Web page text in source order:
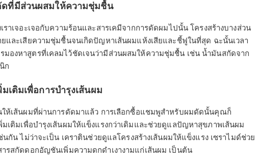
ดที่มีส่วนผสมให้ความชุ่มชื้น
าเจอะเจอกับความร้อนและสารเคมีจากการดัดผมไปนั้น โครงสร้างบางส่วน
ยและเสียความชุ่มชื้นจนเกิดปัญหาเส้นผมแห้งเสียและชี้ฟูในที่สุด ฉะนั้นเวลา
องหาสูตรที่เคลมไว้ชัดเจนว่ามีส่วนผสมให้ความชุ่มชื้น เช่น น้ำมันสกัดจาก
ก
เติมเพื่อการบำรุงเส้นผม
ให้เส้นผมที่ผ่านการดัดมาแล้ว การเลือกซื้อแชมพูสำหรับผมดัดนั้นคุณก็
เติมเพื่อบำรุงเส้นผมให้แข็งแรงกว่าเดิมและช่วยดูแลปัญหาสุขภาพเส้นผม
กัน ไม่ว่าจะเป็น เคราตินช่วยดูแลโครงสร้างเส้นผมให้แข็งแรง เซราไมด์ช่วย
รสกัดดอกอัญชันเพิ่มความดกดำเงางามแก่เส้นผม เป็นต้น